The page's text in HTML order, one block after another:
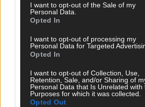
I want to opt-out of the Sale of my
Personal Data.
Opted In
I want to opt-out of processing my
Personal Data for Targeted
Opted In
I want to opt-out of Collection, Use,
Retention, Sale, and/or Sharing of
Personal Data that Is Unrelated with
Purposes for which it was collected.
Opted Out
DIREKT ZUM THEMA
Politik & Co
Tipps & Tricks
Brainpower
Specials
Meinung